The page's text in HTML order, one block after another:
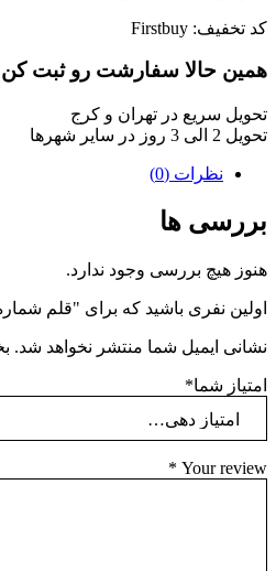
کد تخفیف: Firstbuy
همین حالا سفارشت رو ثبت کن
تحویل سریع در تهران و کرج
تحویل 2 الی 3 روز در سایر شهرها
نظرات (0)
بررسی ها
هنوز هیچ بررسی وجود ندارد.
اولین نفری باشید که برای "قلم شماره 10 آرتیسان" نظر می
نشانی ایمیل شما منتشر نخواهد شد.
امتیاز شما*
Your review
*